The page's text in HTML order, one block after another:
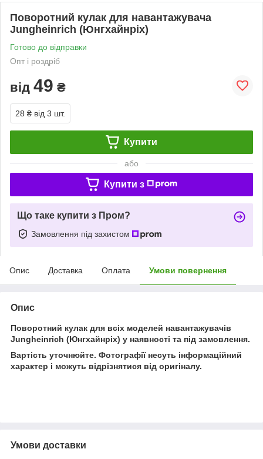
Поворотний кулак для навантажувача
Jungheinrich (Юнгхайнріх)
Готово до відправки
Опт і роздріб
від 49 ₴
28 ₴ від 3 шт.
Купити
або
Купити з
Що таке купити з Пром?
Замовлення під захистом
Опис Доставка Оплата Умови повернення
Опис
Поворотний кулак для всіх моделей навантажувачів
Jungheinrich (Юнгхайнріх) у наявності та під замовлення.
Вартість уточнюйте. Фотографії несуть інформаційний
характер і можуть відрізнятися від оригіналу.
Умови доставки